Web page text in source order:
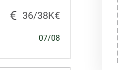
36/38K€
07/08